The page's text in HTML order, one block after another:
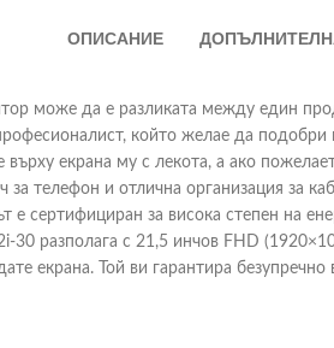
ОПИСАНИЕ
може да е разликата между един
който желае да подобри
върху екрана му с лекота, а ако
за телефон и отлична организация за
е сертифициран за висока степен на
30 разполага с 21,5 инчов FHD
екрана. Той ви гарантира